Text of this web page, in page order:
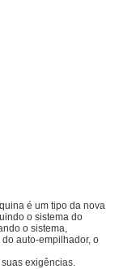
é um tipo da nova
o sistema do
o sistema,
auto-empilhador, o
exigências.